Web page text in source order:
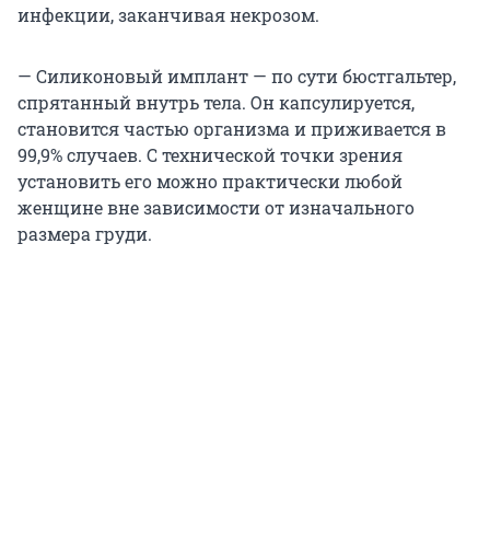
инфекции, заканчивая некрозом.
— Силиконовый имплант — по сути бюстгальтер,
спрятанный внутрь тела. Он капсулируется,
становится частью организма и приживается в
99,9% случаев. С технической точки зрения
установить его можно практически любой
женщине вне зависимости от изначального
размера груди.